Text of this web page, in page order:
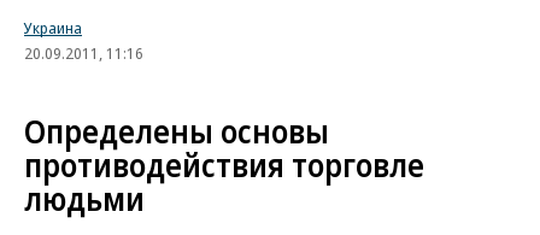
Украина
20.09.2011, 11:16
Определены основы
противодействия торговле
людьми